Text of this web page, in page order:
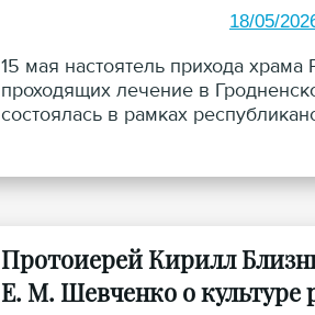
18/05/
15 мая настоятель прихода
проходящих лечение в
состоялась в рамках
Протоиерей Кирилл
Е. М. Шевченко о культуре